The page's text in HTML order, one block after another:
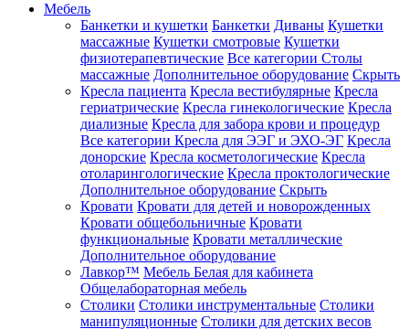
Мебель
Банкетки и кушетки Банкетки Диваны Кушетки
массажные Кушетки смотровые Кушетки
физиотерапевтические Все категории Столы
массажные Дополнительное оборудование Скрыть
Кресла пациента Кресла вестибулярные Кресла
гериатрические Кресла гинекологические Кресла
диализные Кресла для забора крови и процедур
Все категории Кресла для ЭЭГ и ЭХО-ЭГ Кресла
донорские Кресла косметологические Кресла
отоларингологические Кресла проктологические
Дополнительное оборудование Скрыть
Кровати Кровати для детей и новорожденных
Кровати общебольничные Кровати
функциональные Кровати металлические
Дополнительное оборудование
Лавкор™ Мебель Белая для кабинета
Общелабораторная мебель
Столики Столики инструментальные Столики
манипуляционные Столики для детских весов